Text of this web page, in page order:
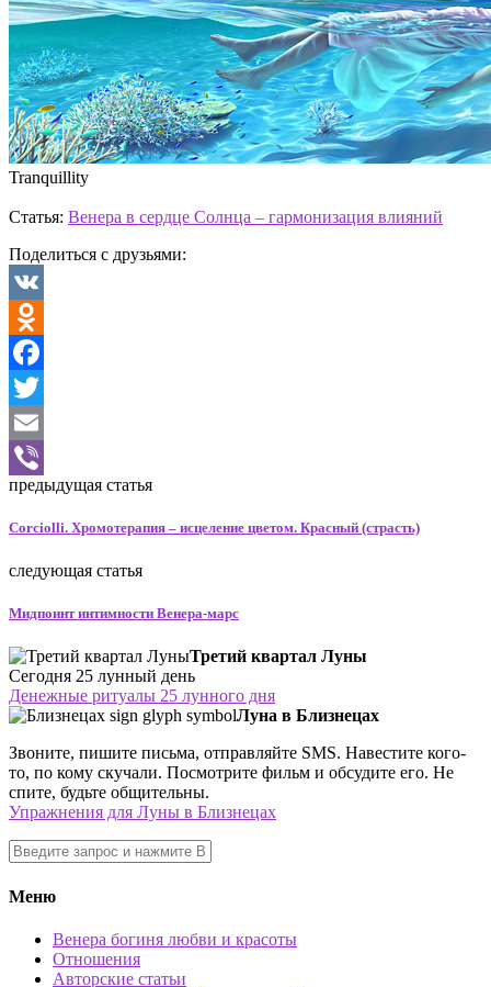
Tranquillity
Статья: Венера в сердце Солнца – гармонизация влияний
Поделиться с друзьями:
VK
Odnoklassniki
Facebook
Twitter
Email
Viber
предыдущая статья
Corciolli. Хромотерапия – исцеление цветом. Красный (страсть)
следующая статья
Мидпоинт интимности Венера-марс
Третий квартал Луны
Сегодня 25 лунный день
Денежные ритуалы 25 лунного дня
Луна в Близнецах
Звоните, пишите письма, отправляйте SMS. Навестите кого-
то, по кому скучали. Посмотрите фильм и обсудите его. Не
спите, будьте общительны.
Упражнения для Луны в Близнецах
Меню
Венера богиня любви и красоты
Отношения
Авторские статьи